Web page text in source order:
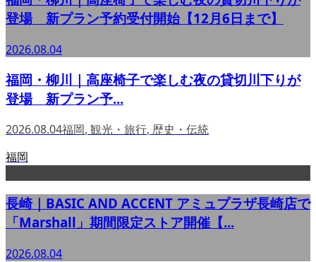
登場 新プラン予約受付開始【12月6日まで】
2026.08.04
福岡・柳川｜高座椅子で楽しむ夜の貸切川下りが
登場 新プラン予...
2026.08.04福岡, 観光・旅行, 歴史・伝統
福岡
長崎｜BASIC AND ACCENT アミュプラザ長崎店で
「Marshall」期間限定ストア開催【...
2026.08.04